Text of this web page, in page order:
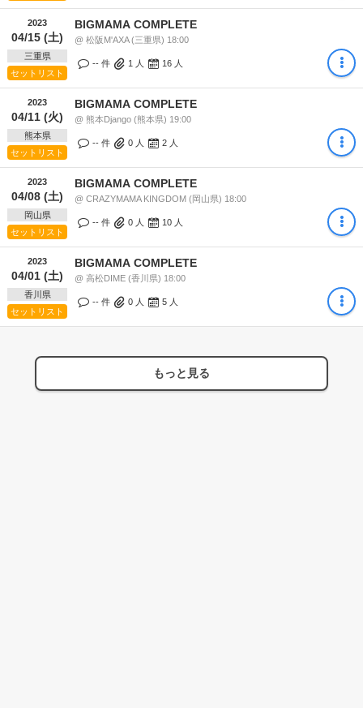
2023
04/15 (土)
三重県
セットリスト
BIGMAMA COMPLETE
@ 松阪M'AXA (三重県) 18:00
-- 件 1 人 16 人
2023
04/11 (火)
熊本県
セットリスト
BIGMAMA COMPLETE
@ 熊本Django (熊本県) 19:00
-- 件 0 人 2 人
2023
04/08 (土)
岡山県
セットリスト
BIGMAMA COMPLETE
@ CRAZYMAMA KINGDOM (岡山県) 18:00
-- 件 0 人 10 人
2023
04/01 (土)
香川県
セットリスト
BIGMAMA COMPLETE
@ 高松DIME (香川県) 18:00
-- 件 0 人 5 人
もっと見る